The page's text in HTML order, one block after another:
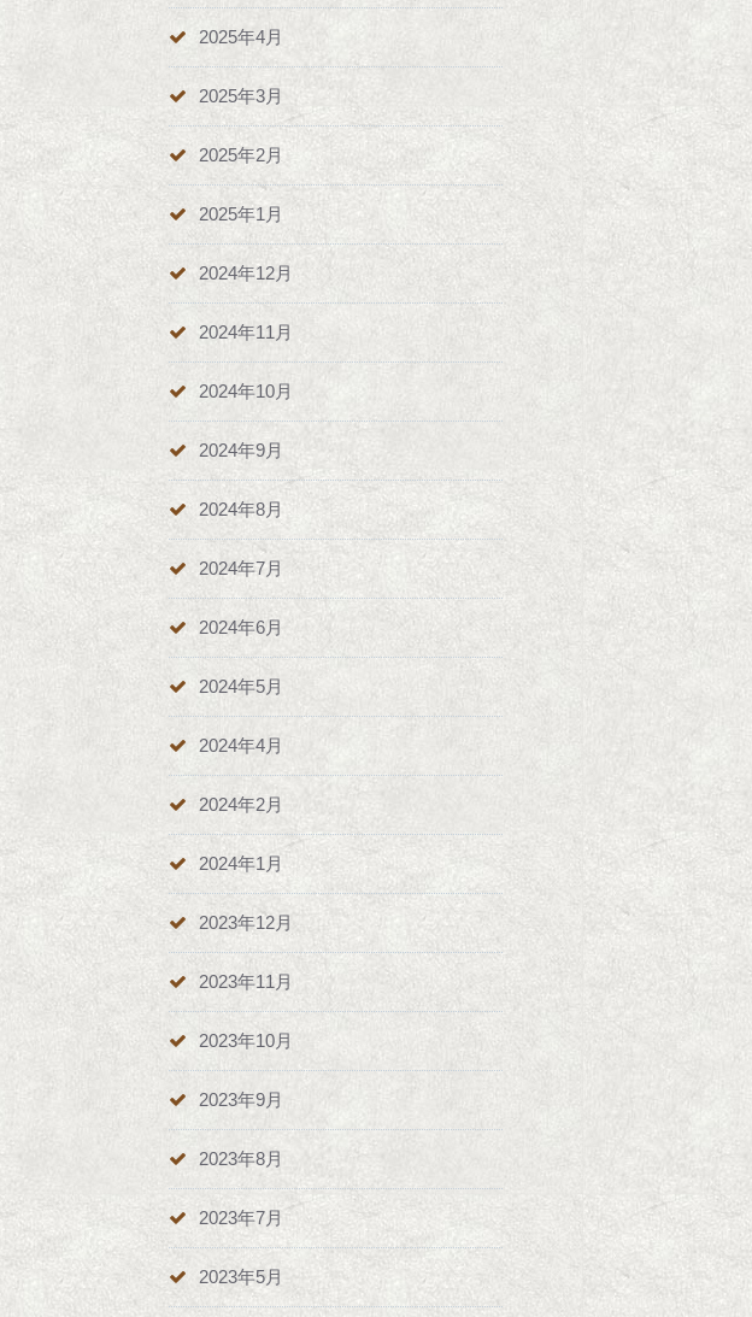
2025年4月
2025年3月
2025年2月
2025年1月
2024年12月
2024年11月
2024年10月
2024年9月
2024年8月
2024年7月
2024年6月
2024年5月
2024年4月
2024年2月
2024年1月
2023年12月
2023年11月
2023年10月
2023年9月
2023年8月
2023年7月
2023年5月